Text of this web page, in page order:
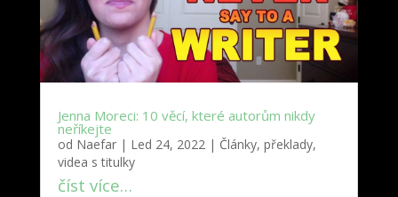
Jenna Moreci: 10 věcí, které autorům nikdy
neříkejte
od Naefar| Led 24, 2022 | Články, překlady,
videa s titulky
číst více…